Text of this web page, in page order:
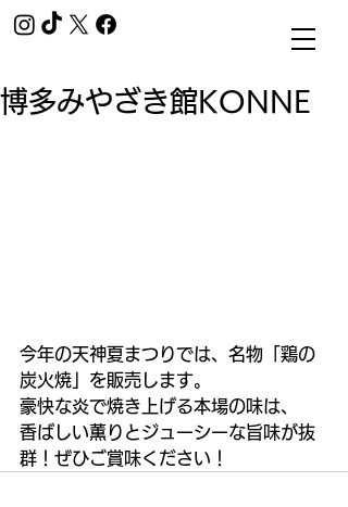
博多みやざき館KONNE
今年の天神夏まつりでは、名物「鶏の
炭火焼」を販売します。
豪快な炎で焼き上げる本場の味は、
香ばしい薫りとジューシーな旨味が抜
群！ぜひご賞味ください！